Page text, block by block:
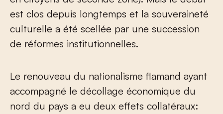
est clos depuis longtemps et la souveraineté
culturelle a été scellée par une succession
de réformes institutionnelles.
Le renouveau du nationalisme flamand ayant
accompagné le décollage économique du
nord du pays a eu deux effets collatéraux: